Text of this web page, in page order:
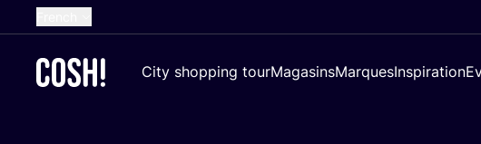
Dutch
City shopping tourMagasinsMarquesInspiration